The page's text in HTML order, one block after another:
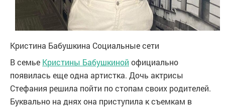
Кристина Бабушкина Социальные сети
В семье Кристины Бабушкиной официально
появилась еще одна артистка. Дочь актрисы
Стефания решила пойти по стопам своих родителей.
Буквально на днях она приступила к съемкам в